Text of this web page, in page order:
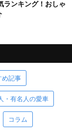
ランキング！おしゃ
め記事
・有名人の愛車
コラム